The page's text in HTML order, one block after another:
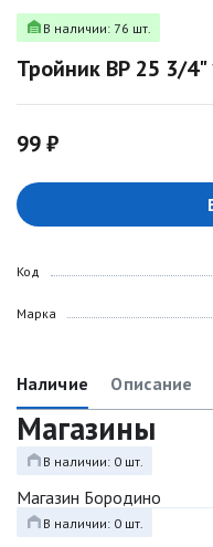
В наличии: 76 шт.
Тройник ВР 25 3/
99 ₽
Код
Марка
Наличие Описание
Магазины
В наличии: 0 шт.
Магазин Бородино
В наличии: 0 шт.